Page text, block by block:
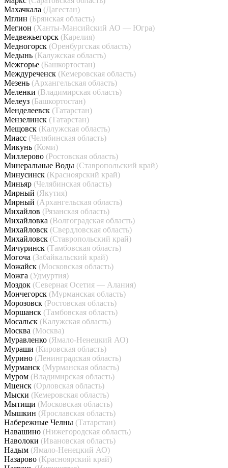
Махачкала (Дагестан)
Мглин (Брянская область)
Мегион (Ханты-Мансийский АО — Югра)
Медвежьегорск (Карелия)
Медногорск (Оренбургская область)
Медынь (Калужская область)
Межгорье (Башкортостан)
Междуреченск (Кемеровская область)
Мезень (Архангельская область)
Меленки (Владимирская область)
Мелеуз (Башкортостан)
Менделеевск (Татарстан)
Мензелинск (Татарстан)
Мещовск (Калужская область)
Миасс (Челябинская область)
Микунь (Коми)
Миллерово (Ростовская область)
Минеральные Воды (Ставропольский край)
Минусинск (Красноярский край)
Миньяр (Челябинская область)
Мирный (Якутия)
Мирный (Архангельская область)
Михайлов (Рязанская область)
Михайловка (Волгоградская область)
Михайловск (Свердловская область)
Михайловск (Ставропольский край)
Мичуринск (Тамбовская область)
Могоча (Забайкальский край)
Можайск (Московская область)
Можга (Удмуртия)
Моздок (Северная Осетия — Алания)
Мончегорск (Мурманская область)
Морозовск (Ростовская область)
Моршанск (Тамбовская область)
Мосальск (Калужская область)
Москва (Москва)
Муравленко (Ямало-Ненецкий АО)
Мураши (Кировская область)
Мурино (Ленинградская область)
Мурманск (Мурманская область)
Муром (Владимирская область)
Мценск (Орловская область)
Мыски (Кемеровская область)
Мытищи (Московская область)
Мышкин (Ярославская область)
Набережные Челны (Татарстан)
Навашино (Нижегородская область)
Наволоки (Ивановская область)
Надым (Ямало-Ненецкий АО)
Назарово (Красноярский край)